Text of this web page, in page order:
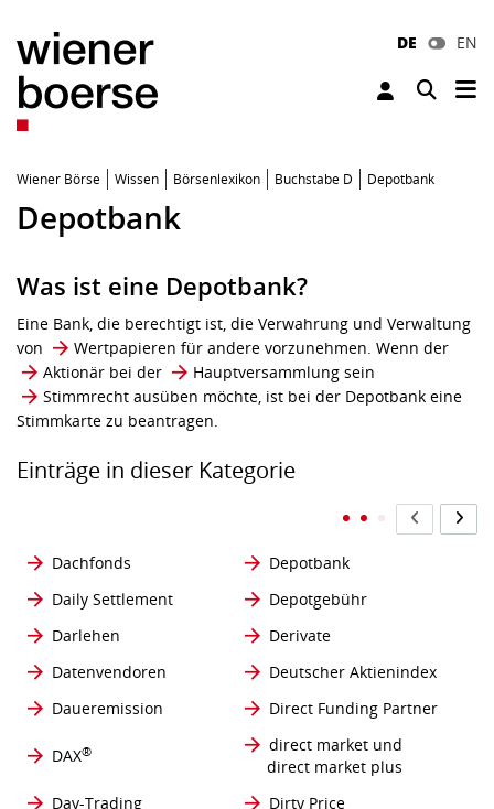
DE EN
Toggle
Wiener Börse Wissen Börsenlexikon Buchstabe D Depotbank
Depotbank
Was ist eine Depotbank?
Eine Bank, die berechtigt ist, die Verwahrung und Verwaltung
von
Wertpapieren für andere vorzunehmen. Wenn der
Aktionär bei der Hauptversammlung sein
Stimmrecht ausüben möchte, ist bei der Depotbank eine
Stimmkarte zu beantragen.
Einträge in dieser Kategorie
Dachfonds
Depotbank
Daily Settlement
Depotgebühr
Darlehen
Derivate
Datenvendoren
Deutscher Aktienindex
Daueremission
Direct Funding Partner
DAX®
direct market und
direct market plus
Day-Trading
Dirty Price